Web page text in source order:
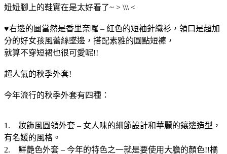
妞妞腳上的鞋實在是太好看了~ > \\\ <
♥右邊的圖當然是香里奈囉 – 紅色的短袖針織衫，領口是超加
分的好女孩風蕾絲墜邊，搭配素雅的圓點短褲，
就算不穿短裙也很可愛呢!!
超人氣的秋季外套!
今年流行的秋季外套有四種：
1. 妝飾風圓領外套 – 女人味的細節設計和華麗的鑲邊造型，
有名媛的風格。
2. 鮮艷色外套 – 今年的特色之一就是要使用大膽的顏色!!橘